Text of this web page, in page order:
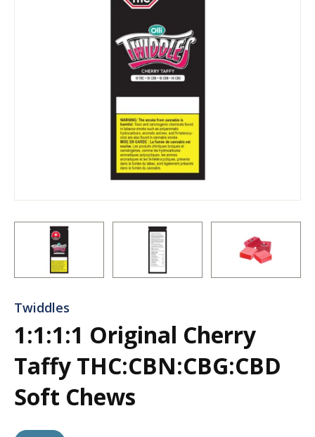
Twiddles
1:1:1:1 Original Cherry
Taffy THC:CBN:CBG:CBD
Soft Chews